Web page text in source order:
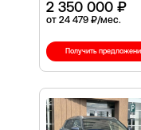
2 350 000 ₽
от 24 479 ₽/мес.
Получить